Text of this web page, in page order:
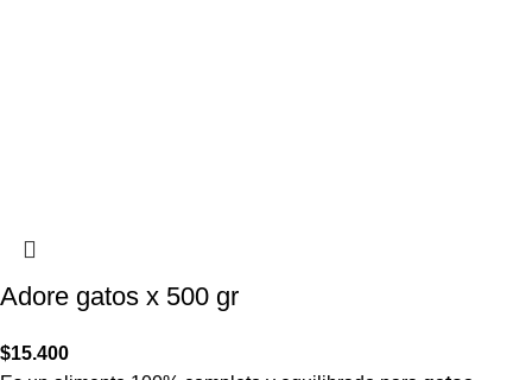
Adore gatos x 500 gr
$15.400